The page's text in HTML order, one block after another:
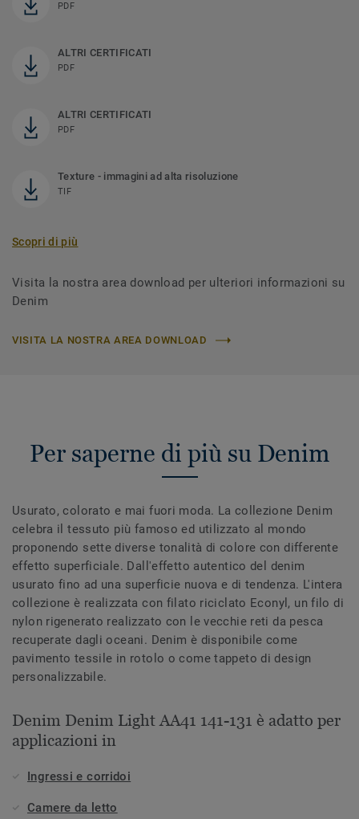
PDF
ALTRI CERTIFICATI
PDF
ALTRI CERTIFICATI
PDF
Texture - immagini ad alta risoluzione
TIF
Scopri di più
Visita la nostra area download per ulteriori informazioni su
Denim
VISITA LA NOSTRA AREA DOWNLOAD
Per saperne di più su Denim
Usurato, colorato e mai fuori moda. La collezione Denim
celebra il tessuto più famoso ed utilizzato al mondo
proponendo sette diverse tonalità di colore con differente
effetto superficiale. Dall'effetto autentico del denim
usurato fino ad una superficie nuova e di tendenza. L'intera
collezione è realizzata con filato riciclato Econyl, un filo di
nylon rigenerato realizzato con le vecchie reti da pesca
recuperate dagli oceani. Denim è disponibile come
pavimento tessile in rotolo o come tappeto di design
personalizzabile.
Denim Denim Light AA41 141-131 è adatto per
applicazioni in
Ingressi e corridoi
Camere da letto